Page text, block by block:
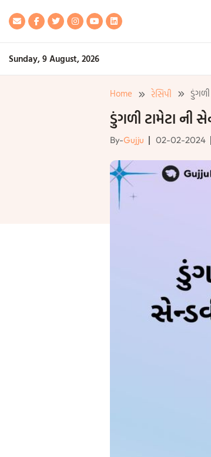
Sunday, 9 August, 2026
Home રેસિપી
ડુંગળી ટામેટા ની
By-Gujju 02-02-2024